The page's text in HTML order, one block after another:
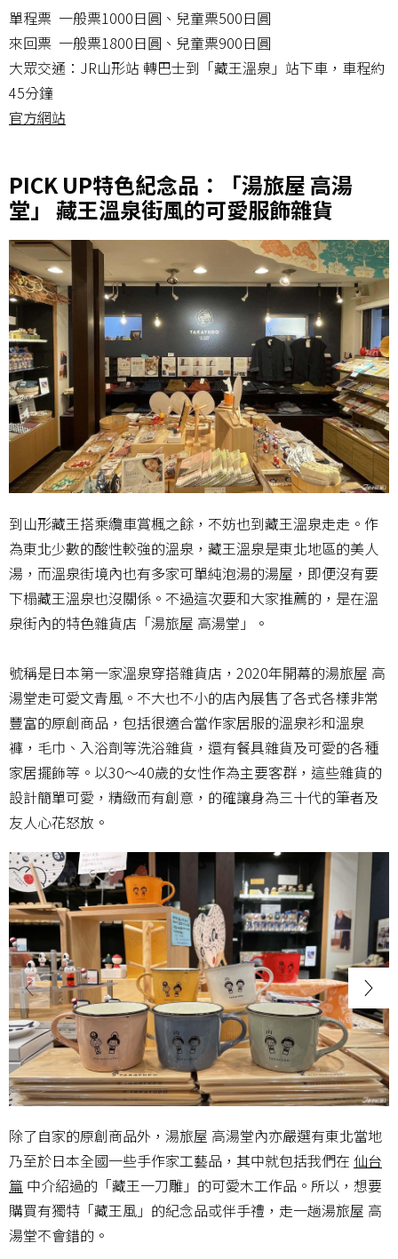
單程票 一般票1000日圓、兒童票500日圓
來回票 一般票1800日圓、兒童票900日圓
大眾交通：JR山形站 轉巴士到「藏王溫泉」站下車，車程約
45分鐘
官方網站
PICK UP特色紀念品：「湯旅屋 高湯
堂」 藏王溫泉街風的可愛服飾雜貨
到山形藏王搭乘纜車賞楓之餘，不妨也到藏王溫泉走走。作
為東北少數的酸性較強的溫泉，藏王溫泉是東北地區的美人
湯，而溫泉街境內也有多家可單純泡湯的湯屋，即便沒有要
下榻藏王溫泉也沒關係。不過這次要和大家推薦的，是在溫
泉街內的特色雜貨店「湯旅屋 高湯堂」。
號稱是日本第一家溫泉穿搭雜貨店，2020年開幕的湯旅屋 高
湯堂走可愛文青風。不大也不小的店內展售了各式各樣非常
豐富的原創商品，包括很適合當作家居服的溫泉衫和溫泉
褲，毛巾、入浴劑等洗浴雜貨，還有餐具雜貨及可愛的各種
家居擺飾等。以30～40歲的女性作為主要客群，這些雜貨的
設計簡單可愛，精緻而有創意，的確讓身為三十代的筆者及
友人心花怒放。
除了自家的原創商品外，湯旅屋 高湯堂內亦嚴選有東北當地
乃至於日本全國一些手作家工藝品，其中就包括我們在 仙台
篇 中介紹過的「藏王一刀雕」的可愛木工作品。所以，想要
購買有獨特「藏王風」的紀念品或伴手禮，走一趟湯旅屋 高
湯堂不會錯的。